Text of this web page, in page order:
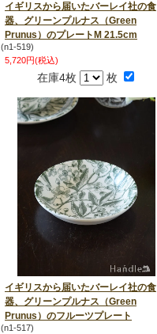
イギリスから届いたバーレイ社の食
器、グリーンプルナス（Green
Prunus）のプレートM 21.5cm
(n1-519)
5,720円(税込)
在庫4枚 枚
イギリスから届いたバーレイ社の食
器、グリーンプルナス（Green
Prunus）のフルーツプレート
(n1-517)